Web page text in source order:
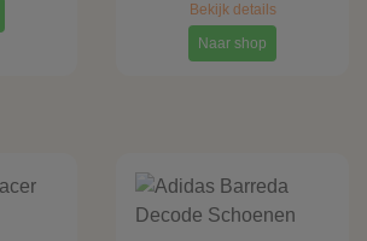
Bekijk details
Naar shop